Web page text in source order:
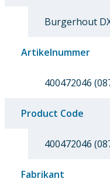
Burgerhout
Artikelnummer
400472046
Product Code
400472046
Fabrikant